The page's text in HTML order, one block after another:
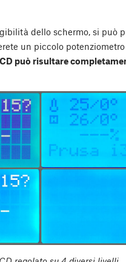
dello schermo, si può
un piccolo
può risultare